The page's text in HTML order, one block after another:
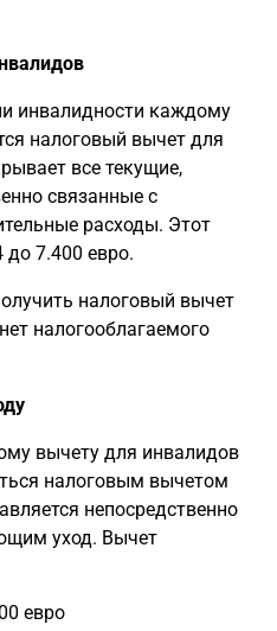
инвалидности каждому
налоговый вычет для
все текущие,
связанные с
расходы. Этот
до 7.400 евро.
налоговый вычет
налогооблагаемого
вычету для инвалидов
налоговым вычетом
непосредственно
уход. Вычет
евро